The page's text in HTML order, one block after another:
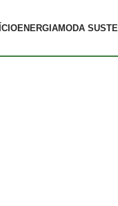
ENERGIAMODA